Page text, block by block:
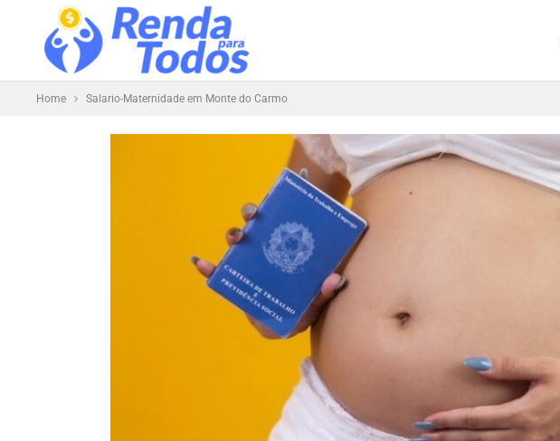
Home Salario-Maternidade em Monte do Carmo